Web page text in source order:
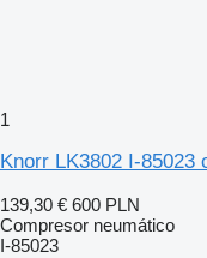
1
Knorr LK3802 I-85023
139,30 € 600 PLN
Compresor neumático
I-85023